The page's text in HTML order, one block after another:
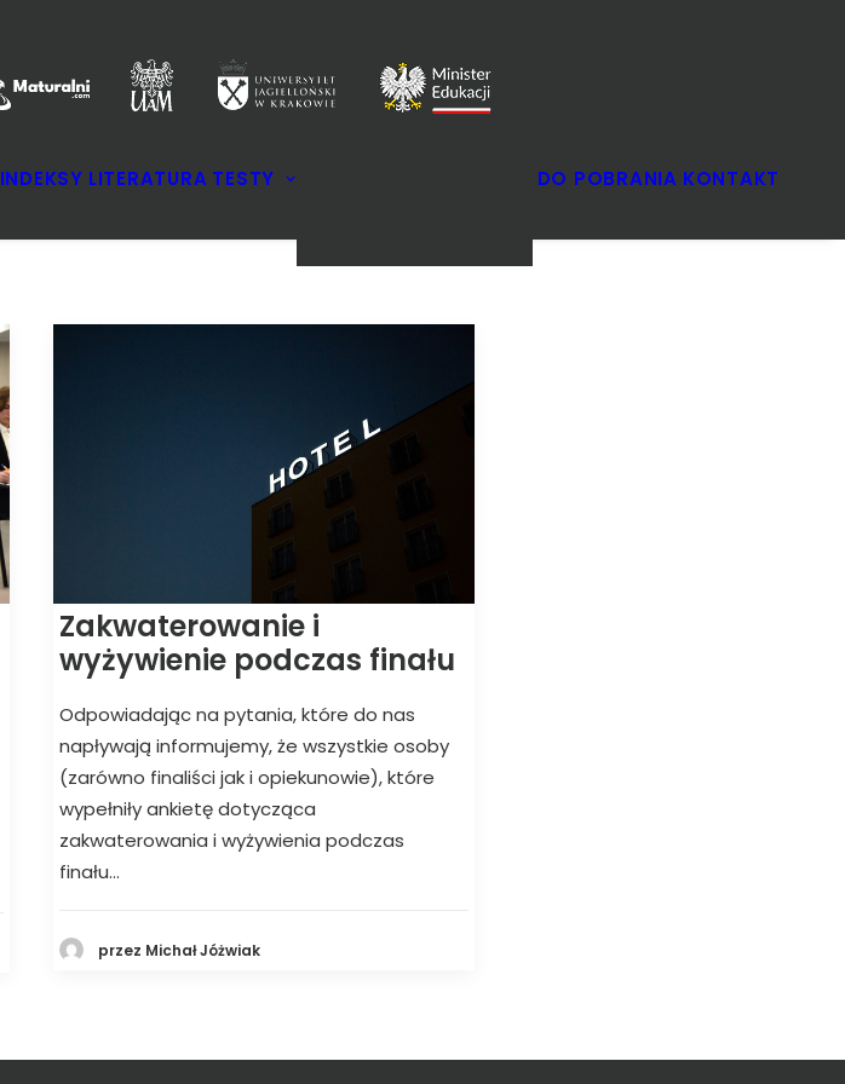
INDEKSY LITERATURA TESTY DO POBRANIA KONTAKT
Zakwaterowanie i
wyżywienie podczas finału
Odpowiadając na pytania, które do nas
napływają informujemy, że wszystkie osoby
(zarówno finaliści jak i opiekunowie), które
wypełniły ankietę dotycząca
zakwaterowania i wyżywienia podczas
finału…
przez Michał Jóżwiak